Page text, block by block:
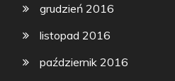
grudzień 2016
listopad 2016
październik 2016